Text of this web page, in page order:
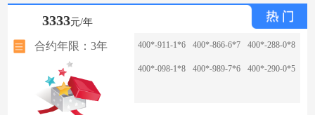
3333元/年
合约年限：3年 400*-911-1*6 400*-866-6*7 400*-288-0*8
400*-098-1*8 400*-989-7*6 400*-290-0*5